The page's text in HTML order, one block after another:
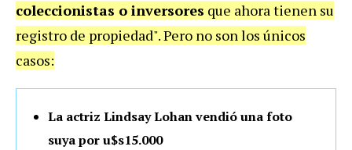
coleccionistas o inversores que ahora tienen su
registro de propiedad". Pero no son los únicos
casos:
La actriz Lindsay Lohan vendió una foto
suya por u$s15.000